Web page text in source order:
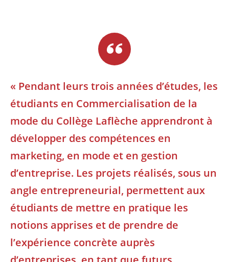
« Pendant leurs trois années d’études, les
étudiants en Commercialisation de la
mode du Collège Laflèche apprendront à
développer des compétences en
marketing, en mode et en gestion
d’entreprise. Les projets réalisés, sous un
angle entrepreneurial, permettent aux
étudiants de mettre en pratique les
notions apprises et de prendre de
l’expérience concrète auprès